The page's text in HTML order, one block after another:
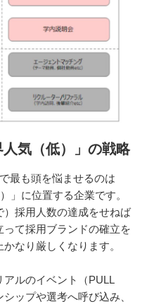
気（低）」の戦略
最も頭を悩ませるのは
」に位置する企業です。
採用人数の達成をせねば
て採用ブランドの確立を
なり厳しくなります。
ルのイベント（PULL
ップや選考へ呼び込み、